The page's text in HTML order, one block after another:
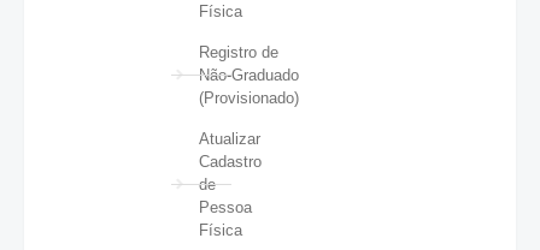
Física
Registro de
Não-Graduado
(Provisionado)
Atualizar
Cadastro
de
Pessoa
Física